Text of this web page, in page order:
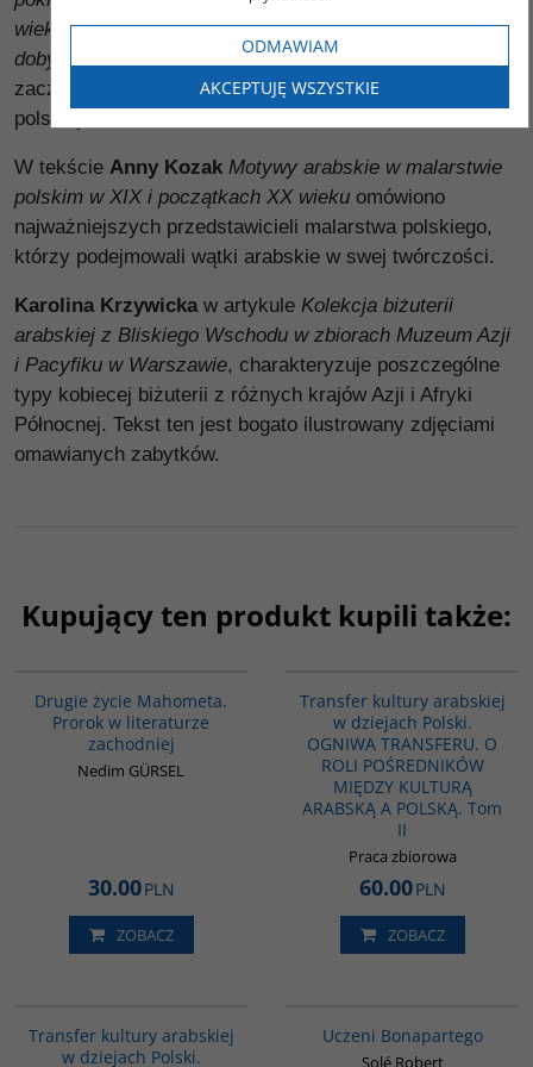
wieku – egzotyczna forma w elitarnych kontekstach
doby wielostylowości
zaprezentowano motywy
zaczerpnięte z architektury arabskiej i tureckiej w
polskiej architekturze w XVIII–XIX wieku.
W tekście Anny Kozak Motywy arabskie w malarstwie
polskim w XIX i początkach XX wieku omówiono
najważniejszych przedstawicieli malarstwa polskiego,
którzy podejmowali wątki arabskie w swej twórczości.
Karolina Krzywickaw artykule Kolekcja biżuterii
arabskiej z Bliskiego Wschodu w zbiorach Muzeum Azji
i Pacyfiku w Warszawie, charakteryzuje poszczególne
typy kobiecej biżuterii z różnych krajów Azji i Afryki
Północnej. Tekst ten jest bogato ilustrowany zdjęciami
omawianych zabytków.
Kupujący ten produkt kupili także:
Drugie życie Mahometa.
Prorok w literaturze
zachodniej
Nedim GÜRSEL
30.00PLN
ZOBACZ
Transfer kultury arabskiej
w dziejach Polski.
OGNIWA TRANSFERU. O
ROLI POŚREDNIKÓW
MIĘDZY KULTURĄ
ARABSKĄ A POLSKĄ. Tom
II
Praca zbiorowa
60.00PLN
ZOBACZ
Transfer kultury arabskiej
w dziejach Polski.
Uczeni Bonapartego
Solé Robert
ODMAWIAM
AKCEPTUJĘ WSZYSTKIE